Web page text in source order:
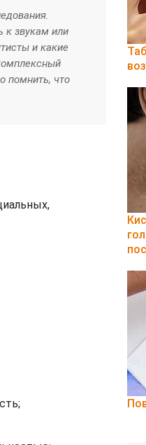
к звукам или
и какие
помнить, что